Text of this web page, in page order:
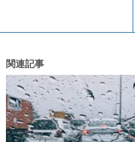
関連記事